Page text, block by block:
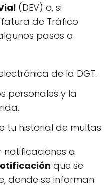
(DEV) o, si
de Tráfico
pasos a
de la DGT.
personales y la
tu historial de multas.
notificaciones a
que se
donde se informan